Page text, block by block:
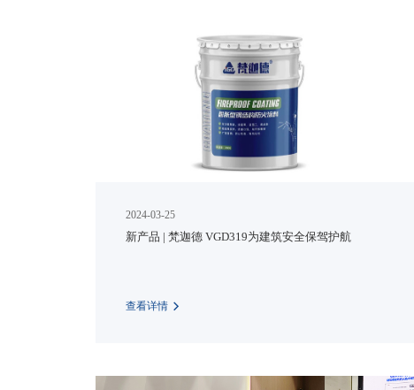
2024-03-25
新产品 | 梵迦德 VGD319为建筑安全保驾护航
查看详情